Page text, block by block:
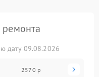
дату 09.08.2026
2570 р